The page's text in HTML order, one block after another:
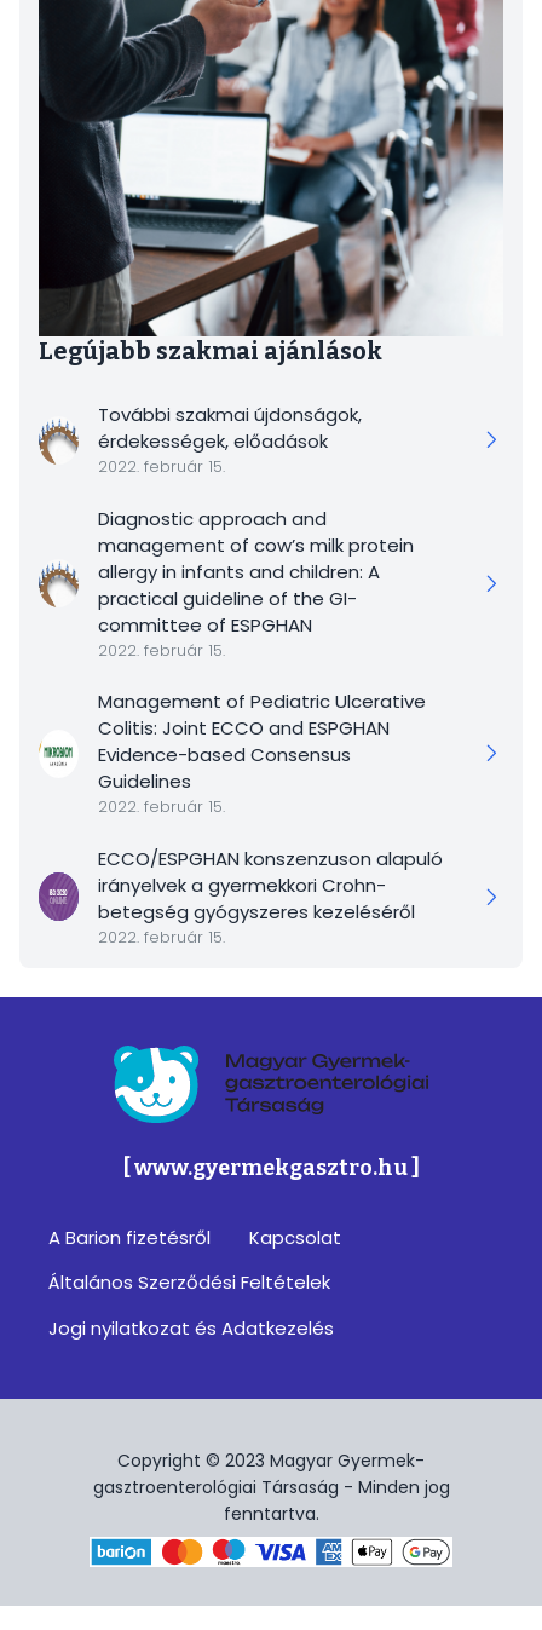
Legújabb szakmai ajánlások
További szakmai újdonságok,
érdekességek, előadások
2022. február 15.
Diagnostic approach and
management of cow’s milk protein
allergy in infants and children: A
practical guideline of the GI-
committee of ESPGHAN
2022. február 15.
Management of Pediatric Ulcerative
Colitis: Joint ECCO and ESPGHAN
Evidence-based Consensus
Guidelines
2022. február 15.
ECCO/ESPGHAN konszenzuson alapuló
irányelvek a gyermekkori Crohn-
betegség gyógyszeres kezeléséről
2022. február 15.
[ www.gyermekgasztro.hu ]
A Barion fizetésről
Kapcsolat
Általános Szerződési Feltételek
Jogi nyilatkozat és Adatkezelés
Copyright © 2023 Magyar Gyermek-
gasztroenterológiai Társaság - Minden jog
fenntartva.